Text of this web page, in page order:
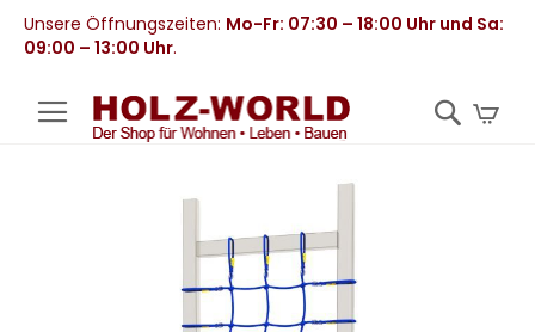
Unsere Öffnungszeiten: Mo-Fr: 07:30 – 18:00 Uhr und Sa:
09:00 – 13:00 Uhr.